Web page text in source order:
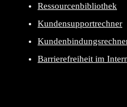
Ressourcenbibliothek
Kundensupportrechner
Barrierefreiheit im